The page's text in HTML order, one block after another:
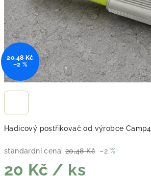
Hadicový postřikovač od výrobce Camp4
standardní cena: 20,48 Kč –2 %
20 Kč / ks
20,48 Kč
–2 %